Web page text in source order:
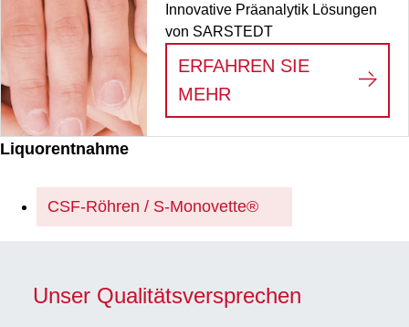
Liquorentnahme
CSF-Röhren / S-Monovette®
Innovative Präanalytik Lösungen
von SARSTEDT
ERFAHREN SIE
MEHR
Unser Qualitätsversprechen